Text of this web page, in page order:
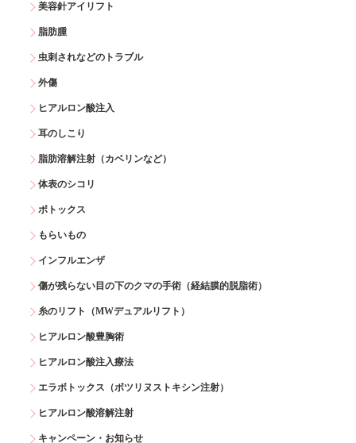
美容針アイリフト
脂肪腫
虫刺されなどのトラブル
外傷
ヒアルロン酸注入
耳のしこり
脂肪溶解注射（カベリンなど）
体表のシコリ
ボトックス
もらいもの
インフルエンザ
傷が残らない目の下のクマの手術（経結膜的脱脂術）
糸のリフト（MWデュアルリフト）
ヒアルロン酸豊胸術
ヒアルロン酸注入療法
エラボトックス（ボツリヌストキシン注射）
ヒアルロン酸溶解注射
キャンペーン・お知らせ